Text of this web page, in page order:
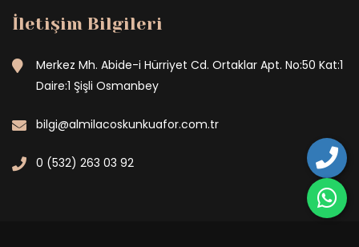
İletişim Bilgileri
Merkez Mh. Abide-i Hürriyet Cd. Ortaklar Apt. No:50 Kat:1
Daire:1 Şişli Osmanbey
bilgi@almilacoskunkuafor.com.tr
0 (532) 263 03 92